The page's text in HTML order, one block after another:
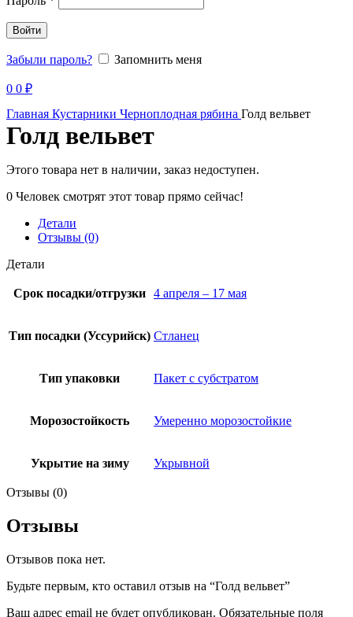
Войти
Забыли пароль? Запомнить меня
0 0 ₽
Продано
Главная Кустарники Черноплодная рябина Голд вельвет
Голд вельвет
Этого товара нет в наличии, заказ недоступен.
0 Человек смотрят этот товар прямо сейчас!
Детали
Отзывы (0)
Детали
Срок посадки/отгрузки 4 апреля – 17 мая
Тип посадки (Уссурийск) Стланец
Тип упаковки Пакет с субстратом
Морозостойкость Умеренно морозостойкие
Укрытие на зиму Укрывной
Отзывы (0)
Отзывы
Отзывов пока нет.
Будьте первым, кто оставил отзыв на “Голд вельвет”
Ваш адрес email не будет опубликован. Обязательные поля